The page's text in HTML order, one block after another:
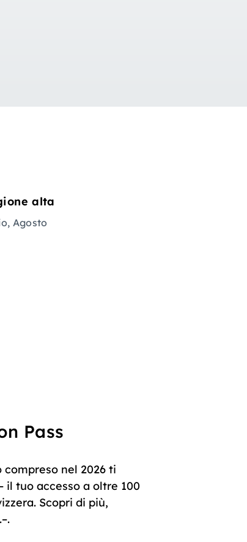
alta
Agosto
Pass
nel 2026 ti
il tuo accesso a oltre 100
Scopri di più,